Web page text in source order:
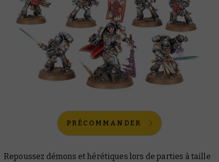
PRÉCOMMANDER
Repoussez démons et hérétiques lors de parties à taille